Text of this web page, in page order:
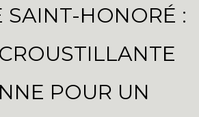
SAINT-HONORÉ :
POUR UN